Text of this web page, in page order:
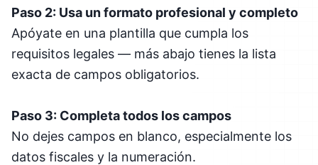
Paso 2: Usa un formato profesional y completo
Apóyate en una plantilla que cumpla los
requisitos legales — más abajo tienes la lista
exacta de campos obligatorios.
Paso 3: Completa todos los campos
No dejes campos en blanco, especialmente los
datos fiscales y la numeración.